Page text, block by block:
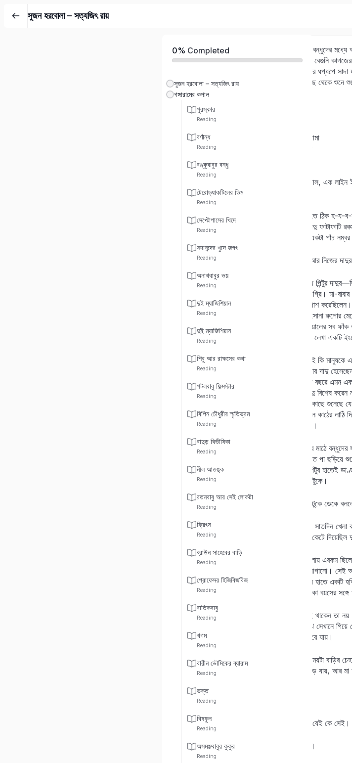
সুজন হরবোলা – সত্যজিৎ রায়
0% Completed
সুজন হরবোলা – সত্যজিৎ রায়
গঙ্গারামের কপাল
পুরস্কার
Reading
বর্ণান্ধ
Reading
বঙ্কুবাবুর বন্ধু
Reading
টেরোড্যাকটিলের ডিম
Reading
সেপ্টোপাসের খিদে
Reading
সদানন্দের খুদে জগৎ
Reading
অনাথবাবুর ভয়
Reading
দুই ম্যাজিশিয়ান
Reading
দুই ম্যাজিশিয়ান
Reading
শিবু আর রাক্ষসের কথা
Reading
পটলবাবু ফিল্মস্টার
Reading
বিপিন চৌধুরীর স্মৃতিভ্রম
Reading
বাদুড় বিভীষিকা
Reading
নীল আতঙ্ক
Reading
রতনবাবু আর সেই লোকটা
Reading
ফ্রিৎস
Reading
ব্রাউন সাহেবের বাড়ি
Reading
প্রোফেসর হিজিবিজবিজ
Reading
বাতিকবাবু
Reading
খগম
Reading
বারীন ভৌমিকের ব্যারাম
Reading
ভক্ত
Reading
বিষফুল
Reading
অসমঞ্জবাবুর কুকুর
Reading
পিন্টুর আপসোস এইখানেই। তার বন্ধুদের
সে দেখেছে নিজে হাতে লাল আর বেগুনি
যাঁর টকটকে রং, গালভরা হাসি আর ধপ্‌ধপে
লেখেন। একটা ছড়া স্বপনের কাছ থেকে শুনে
তেনজিং ন্যানসেন ভাস্কো-ডা-গামা
কী মজার ছড়া!—এক লাইন ভূগোল, এক লাইন
ছেলেদের ডেকে শোনান।
এ ছাড়া সন্তুর দাদু—যাঁকে দেখতে ঠিক হ-য-
শ্যাডোগ্রাফি দেখান; অতীনের দাদু
তৈরি করেন। একবার তাঁর তৈরি একটা পাঁচ
পিন্টু অনেকবার এইসব ভেবেছে, আর নিজের
একটা গালভরা নাম আছে অবিশ্যি পিন্টুর
সেগুলো সব নাকি দাদুর পাওয়া ডিগ্রি। মা-
নাকি বারো বছর বয়সে ম্যাট্রিক পাশ
কম ছাত্ৰই পেয়েছে। তা ছাড়া সোনা রুপোর
মানপত্র, যেগুলো দাদুর ঘরের দেয়ালের সব
বলে দর্শন। এই দর্শন নিয়ে দাদুর লেখা একটি
কিন্তু এত জ্ঞান, এত বিদ্যা হলেই কি মানুষকে
দাঁড়িয়েছে। —‘হ্যাঁরে, আজ তোর দাদু
মিথ্যে কথা; কারণ পিন্টুর এই আট বছরে এমন
গলা তুলে কথা বলা, এগুলোও দাদু বিশেষ
কুরুক্ষেত্র বেধে যাবে। পিন্টু মার কাছে
ফেলেছিল। তাতে দাদু তাঁর কাঁঠাল কাঠের লাঠি
কারুর জিগ্যেস করার সাহস হয়নি।
পিন্টু নিজে গত বছর বাড়ির বাইরের মাঠে
লেখাপড়ার কাজের পর বিছানায় হাত পা
হাতে বারান্দায় বেরিয়ে আসেন। পিন্টুর
এমন কী একটি কথাও বলেননি পিন্টুকে।
সন্ধেবেলা বাড়ি ফিরলে পর মা পিন্টুকে ডেকে
পিন্টুর চোখে জল এসে গিয়েছিল। সাতদিন
সুন্দর করে দা দিয়ে ছুঁচোলো করে কেটে
অথচ পিন্টু জানে যে দাদু ছেলেবেলায় এরকম
পাতার পাশগুলোতে সোনার জল লাগানো। সেই
পরনে হাফ প্যান্ট, মুখে হাসি, আর হাতে একটি
পারে। সেই হাসিখুশি খেলুড়ে খোকা বয়সের
দাদু যে সবসময় পিন্টুদের বাড়িতেই থাকেন তা
জঙ্গলের ভিতরে। দাদু মাঝে মাঝে সেখানে
ফেরেন তখন খাতাগুলো লেখায় ভরে যায়।
যে সময়টা তিনি থাকেন না, সে সময়টা বাড়ির
ছবি দেখে, বাবার চুরুট খাওয়া বেড়ে যায়, আর
দাদু ফিরে এলেই অবিশ্যি আবার যেই কে সেই।
কিন্তু এবার হল একটু অন্যরকম।
Sign in
Remember me